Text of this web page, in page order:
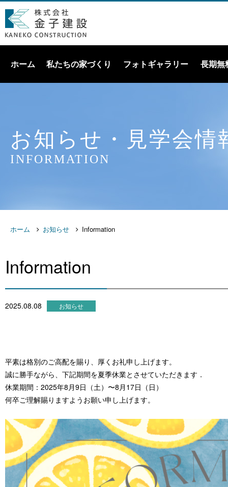
ホーム 私たちの家づくり フォトギャラリー 長期無
お知らせ・見学会情
INFORMATION
ホーム お知らせ Information
Information
2025.08.08 お知らせ
平素は格別のご高配を賜り、厚くお礼申し上げます。
誠に勝手ながら、下記期間を夏季休業とさせていただきます．
休業期間：2025年8月9日（土）〜8月17日（日）
何卒ご理解賜りますようお願い申し上げます。